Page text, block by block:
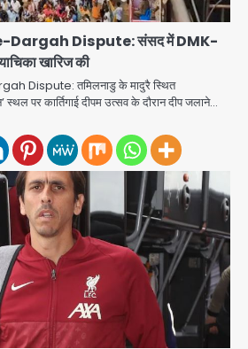
Dispute: संसद में DMK-
खारिज की
Dispute: तमिलनाडु के मादुरै स्थित
स्थल पर कार्तिगाई दीपम उत्सव के दौरान दीप जलाने…
Authority: कर्तव्यनिष्ठा की
मूसलाधार बारिश के बीच नोएडा
ने जताया आभार
Kumar
Pakistan: मक्का में सऊदी,
और पाकिस्तान का साझा रक्षा समझौता,
इसके मायने
Kumar
Noida (Badalpur):
लदा कैंटर अनियंत्रित होकर घुसा
दुकान में , ड्राइवर की मौत
Kumar